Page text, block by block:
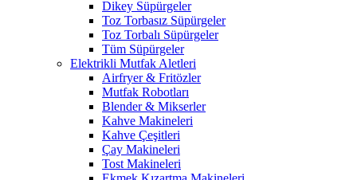
Dikey Süpürgeler
Toz Torbasız Süpürgeler
Toz Torbalı Süpürgeler
Tüm Süpürgeler
Elektrikli Mutfak Aletleri
Airfryer & Fritözler
Mutfak Robotları
Blender & Mikserler
Kahve Makineleri
Kahve Çeşitleri
Çay Makineleri
Tost Makineleri